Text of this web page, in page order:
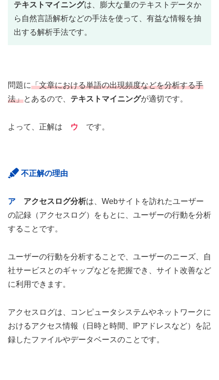
テキストマイニングは、膨大な量のテキストデータか
ら自然言語解析などの手法を使って、有益な情報を抽
出する解析手法です。
問題に「文章における単語の出現頻度などを分析する手
法」とあるので、 テキストマイニングが適切です。
よって、正解は ウ です。
不正解の理由
ア アクセスログ分析は、Webサイトを訪れたユーザー
の記録（アクセスログ）をもとに、ユーザーの行動を分析
することです。
ユーザーの行動を分析することで、ユーザーのニーズ、自
社サービスとのギャップなどを把握でき、サイト改善など
に利用できます。
アクセスログは、コンピュータシステムやネットワークに
おけるアクセス情報（日時と時間、IPアドレスなど）を記
録したファイルやデータベースのことです。